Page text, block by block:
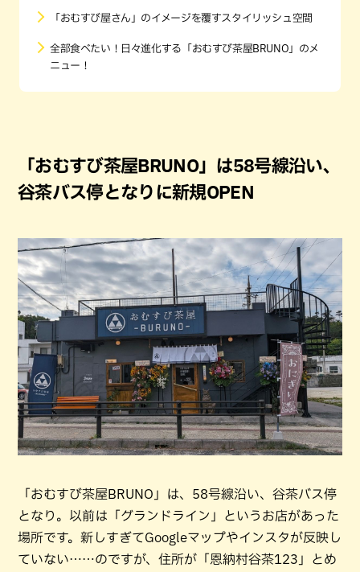
「おむすび屋さん」のイメージを覆すスタイリッシュ空間
全部食べたい！日々進化する「おむすび茶屋BRUNO」のメ
ニュー！
「おむすび茶屋BRUNO」は58号線沿い、
谷茶バス停となりに新規OPEN
「おむすび茶屋BRUNO」は、58号線沿い、谷茶バス停
となり。以前は「グランドライン」というお店があった
場所です。新しすぎてGoogleマップやインスタが反映し
ていない……のですが、住所が「恩納村谷茶123」とめ